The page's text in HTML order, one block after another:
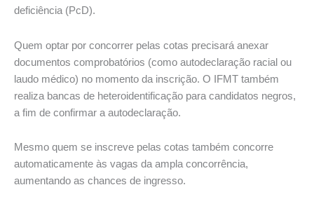
deficiência (PcD).
Quem optar por concorrer pelas cotas precisará anexar
documentos comprobatórios (como autodeclaração racial ou
laudo médico) no momento da inscrição. O IFMT também
realiza bancas de heteroidentificação para candidatos negros,
a fim de confirmar a autodeclaração.
Mesmo quem se inscreve pelas cotas também concorre
automaticamente às vagas da ampla concorrência,
aumentando as chances de ingresso.